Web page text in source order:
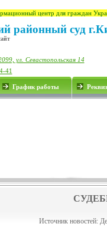
центр для граждан
районный суд
ул. Севастопольская 14
41
График работы
Источник новостей: